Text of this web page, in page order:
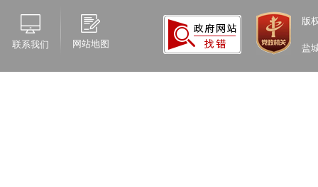
联系我们 网站地图
版
盐